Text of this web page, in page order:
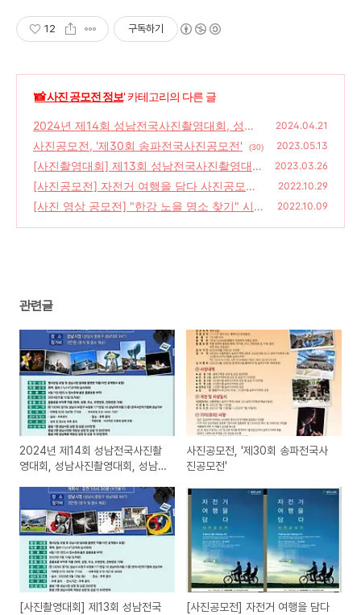
12 구독하기
'📸 사진 공모전 정보' 카테고리의 다른 글
2024년 제14회 성남전국사진촬영대회, 성남
사진촬영대회, 성남시청사진촬영대회
(37)
2024.04.21
사진공모전, '제30회 송파전국사진공모전' (30) 2023.05.13
[사진촬영대회] 제13회 성남전국사진촬영대회
(28)
2023.03.26
[사진공모전] 자전거 여행을 담다 사진공모전,
가을
(24)
2022.10.29
[사진 영상 공모전] "한강 노을 명소 찾기" 시
2022.10.09
관련글
2024년 제14회 성남전국사진촬
영대회, 성남사진촬영대회, 성남
사진공모전, '제30회 송파전국사
진공모전'
[사진촬영대회] 제13회 성남전국
[사진공모전] 자전거 여행을 담다